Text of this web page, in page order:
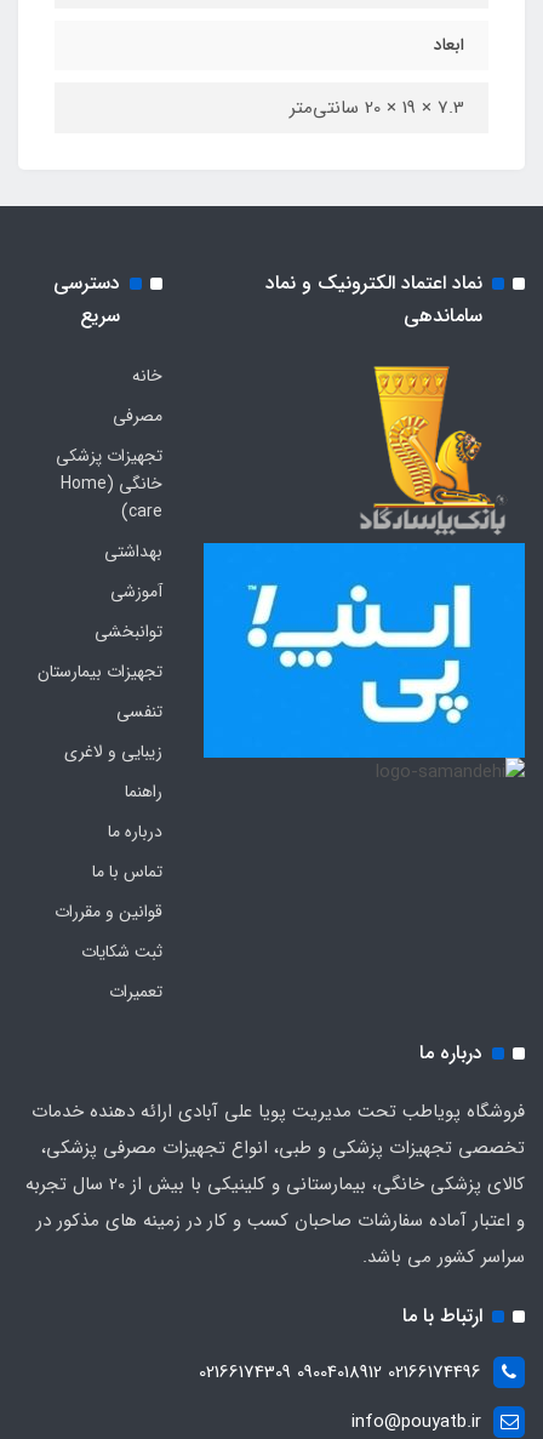
ابعاد
7.3 × 19 × 20 سانتی‌متر
نماد اعتماد الکترونیک و نماد
ساماندهی
دسترسی
سریع
خانه
مصرفی
تجهیزات پزشکی
خانگی (Home
care)
بهداشتی
آموزشی
توانبخشی
تجهیزات بیمارستان
تنفسی
زیبایی و لاغری
راهنما
درباره ما
تماس با ما
قوانین و مقررات
ثبت شکایات
تعمیرات
درباره ما
فروشگاه پویاطب تحت مدیریت پویا علی آبادی ارائه دهنده خدمات
تخصصی تجهیزات پزشکی و طبی، انواع تجهیزات مصرفی پزشکی،
کالای پزشکی خانگی، بیمارستانی و کلینیکی با بیش از 20 سال تجربه
و اعتبار آماده سفارشات صاحبان کسب و کار در زمینه های مذکور در
سراسر کشور می باشد.
ارتباط با ما
02166174496 09004018912 02166174309
info@pouyatb.ir